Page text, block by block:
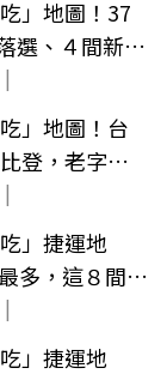
」地圖！37
選、４間新入
」地圖！台
登，老字號
」捷運地
多，這８間蟬
」捷運地